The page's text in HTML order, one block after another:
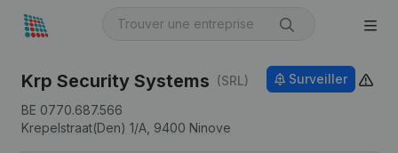
Krp Security Systems (SRL)
BE 0770.687.566
Krepelstraat(Den) 1/A, 9400 Ninove
Surveiller